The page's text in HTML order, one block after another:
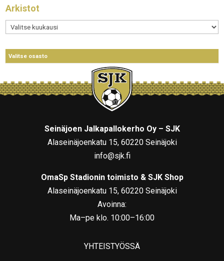
Arkistot
Arkistot
Seinäjoen Jalkapallokerho Oy – SJK
Alaseinäjoenkatu 15, 60220 Seinäjoki
info@sjk.fi
OmaSp Stadionin toimisto & SJK Shop
Alaseinäjoenkatu 15, 60220 Seinäjoki
Avoinna:
Ma–pe klo. 10:00–16:00
YHTEISTYÖSSÄ